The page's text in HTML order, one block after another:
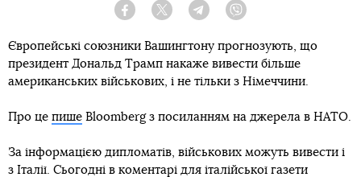
Facebook Twitter Telegram
Європейські союзники Вашингтону прогнозують, що
президент Дональд Трамп накаже вивести більше
американських військових, і не тільки з Німеччини.
Про це пише Bloomberg з посиланням на джерела в НАТО.
За інформацією дипломатів, військових можуть вивести і
з Італії. Сьогодні в коментарі для італійської газети